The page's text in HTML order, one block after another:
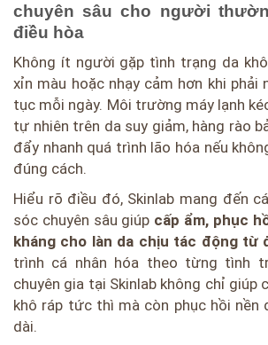
chuyên sâu cho người
điều hòa
Không ít người gặp tình trạng da
xỉn màu hoặc nhạy cảm hơn khi phải
tục mỗi ngày. Môi trường máy lạnh
tự nhiên trên da suy giảm, hàng rào
đẩy nhanh quá trình lão hóa nếu
đúng cách.
Hiểu rõ điều đó, Skinlab mang đến
sóc chuyên sâu giúp cấp ẩm, phục
kháng cho làn da chịu tác động từ
trình cá nhân hóa theo từng tình
chuyên gia tại Skinlab không chỉ giúp
khô ráp tức thì mà còn phục hồi nền
dài.